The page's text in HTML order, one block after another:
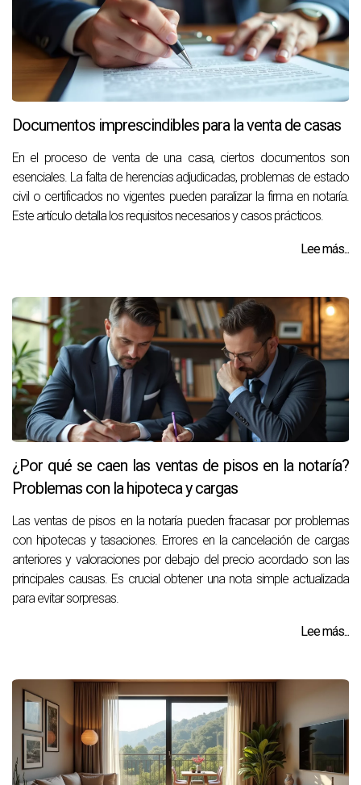
Documentos imprescindibles para la venta de casas
En el proceso de venta de una casa, ciertos documentos son
esenciales. La falta de herencias adjudicadas, problemas de estado
civil o certificados no vigentes pueden paralizar la firma en notaría.
Este artículo detalla los requisitos necesarios y casos prácticos.
Lee más...
¿Por qué se caen las ventas de pisos en la notaría?
Problemas con la hipoteca y cargas
Las ventas de pisos en la notaría pueden fracasar por problemas
con hipotecas y tasaciones. Errores en la cancelación de cargas
anteriores y valoraciones por debajo del precio acordado son las
principales causas. Es crucial obtener una nota simple actualizada
para evitar sorpresas.
Lee más...